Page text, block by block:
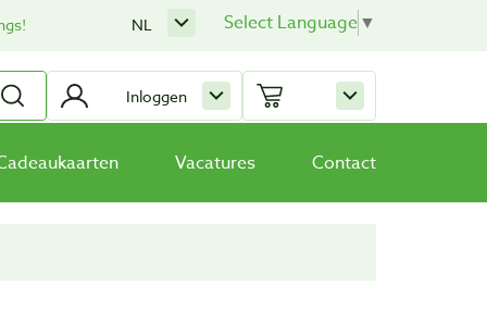
Select Language▼
NL
Inloggen
Vacatures Contact